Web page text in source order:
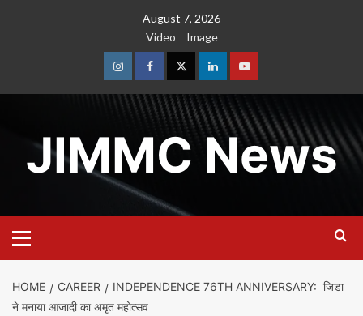
August 7, 2026
Video
Image
InstagramFacebookTwitterLinkedinYoutube
JIMMC News
Menu
HOME CAREER
INDEPENDENCE 76TH ANNIVERSARY: जिडा
ने मनाया आजादी का अमृत महोत्सव